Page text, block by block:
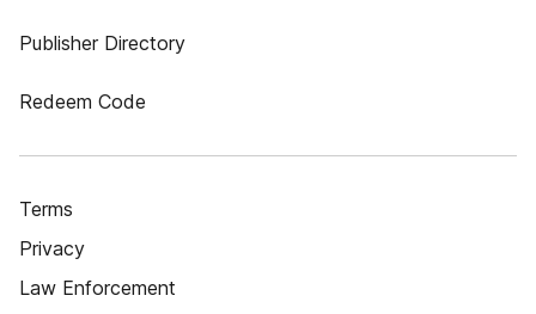
Publisher Directory
Redeem Code
Terms
Privacy
Law Enforcement